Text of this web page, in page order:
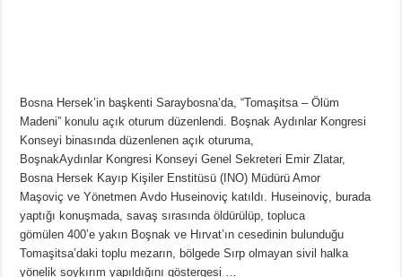
Bosna Hersek’in başkenti Saraybosna’da, “Tomaşitsa – Ölüm
Madeni” konulu açık oturum düzenlendi. Boşnak Aydınlar Kongresi
Konseyi binasında düzenlenen açık oturuma,
BoşnakAydınlar Kongresi Konseyi Genel Sekreteri Emir Zlatar,
Bosna Hersek Kayıp Kişiler Enstitüsü (INO) Müdürü Amor
Maşoviç ve Yönetmen Avdo Huseinoviç katıldı. Huseinoviç, burada
yaptığı konuşmada, savaş sırasında öldürülüp, topluca
gömülen 400’e yakın Boşnak ve Hırvat’ın cesedinin bulunduğu
Tomaşitsa’daki toplu mezarın, bölgede Sırp olmayan sivil halka
yönelik soykırım yapıldığını göstergesi …